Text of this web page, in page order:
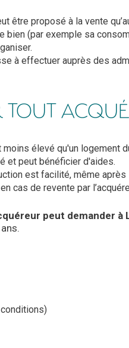
être proposé à la vente
bien (par exemple sa
à effectuer auprès des
TOUT
élevé qu'un logement
et peut bénéficier d'aides.
est facilité, même après
cas de revente par
peut demander